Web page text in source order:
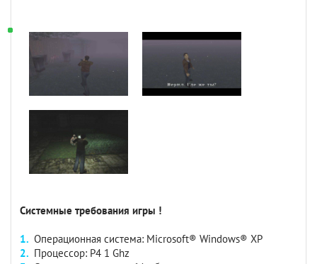
Системные требования игры !
Операционная система: Microsoft® Windows® XP
Процессор: P4 1 Ghz